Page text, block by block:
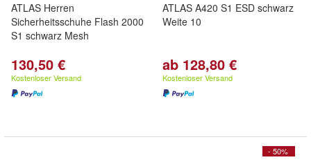
ATLAS Herren
Sicherheitsschuhe Flash 2000
S1 schwarz Mesh
130,50 €
Kostenloser Versand
ATLAS A420 S1 ESD schwarz
Weite 10
ab 128,80 €
Kostenloser Versand
- 50%